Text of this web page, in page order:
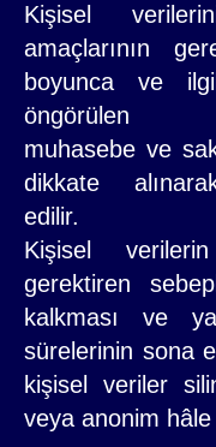
Kişisel
amaçlarının
boyunca ve
öngörülen
muhasebe ve
dikkate
edilir.
Kişisel
gerektiren
kalkması ve
sürelerinin sona
kişisel veriler
veya anonim hâle